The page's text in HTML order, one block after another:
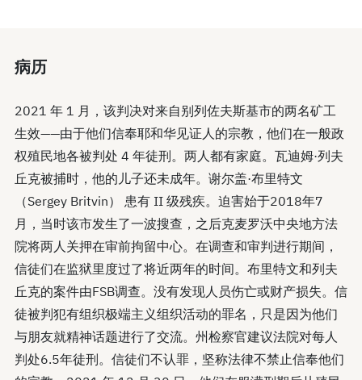
病历
2021 年 1 月，该判决对来自别列佐夫斯基市的两名矿工
生效——由于他们信奉耶和华见证人的宗教，他们在一般政
权殖民地各被判处 4 年徒刑。两人都有家庭。瓦迪姆·列夫
丘克被捕时，他的儿子还未成年。谢尔盖·布里特文
（Sergey Britvin） 患有 II 级残疾。迫害始于2018年7
月，当时该市发生了一波搜查，之后克麦罗沃中央地方法
院将两人关押在审前拘留中心。在调查和审判进行期间，
信徒们在监狱里度过了将近两年的时间。布里特文和列夫
丘克的案件由FSB调查。没有发现人员伤亡或财产损失。信
徒被判犯有组织极端主义组织活动的罪名，只是因为他们
与朋友就精神话题进行了交流。州检察官建议法院对每人
判处6.5年徒刑。信徒们不认罪，坚称法律不禁止信奉他们